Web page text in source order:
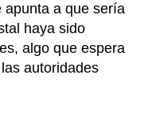
apunta a que sería
haya sido
algo que espera
autoridades